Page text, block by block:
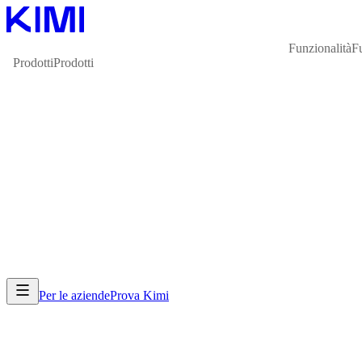
ProdottiProdotti
Funzionalità
Per le aziendeProva Kimi